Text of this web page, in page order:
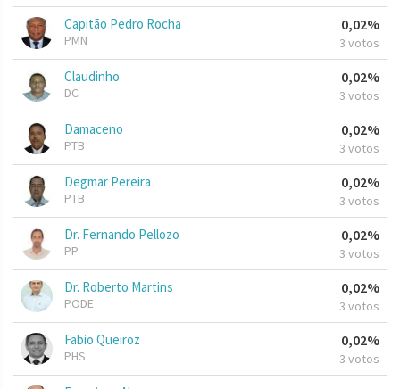
Capitão Pedro Rocha
PMN
0,02%
3 votos
Claudinho
DC
0,02%
3 votos
Damaceno
PTB
0,02%
3 votos
Degmar Pereira
PTB
0,02%
3 votos
Dr. Fernando Pellozo
PP
0,02%
3 votos
Dr. Roberto Martins
PODE
0,02%
3 votos
Fabio Queiroz
PHS
0,02%
3 votos